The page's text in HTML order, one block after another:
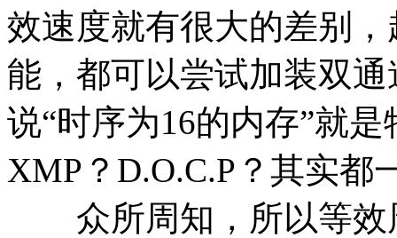
效速度就有很大的差别
能，都可以尝试加装双
说“时序为16的内存”就
XMP？D.O.C.P？其实都
众所周知，所以等效